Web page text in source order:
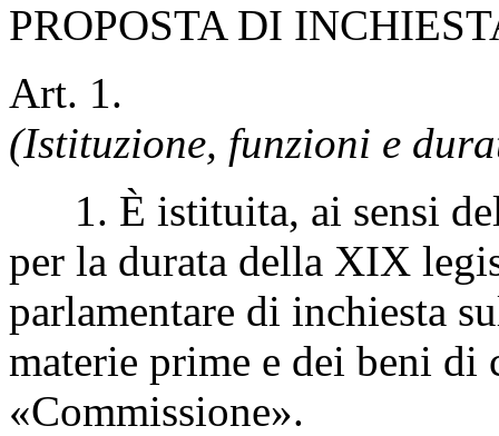
PROPOSTA DI
Art. 1.
(Istituzione, funzioni e
1. È istituita, ai sensi
per la durata della XIX
parlamentare di inchiesta
materie prime e dei beni di
«Commissione».